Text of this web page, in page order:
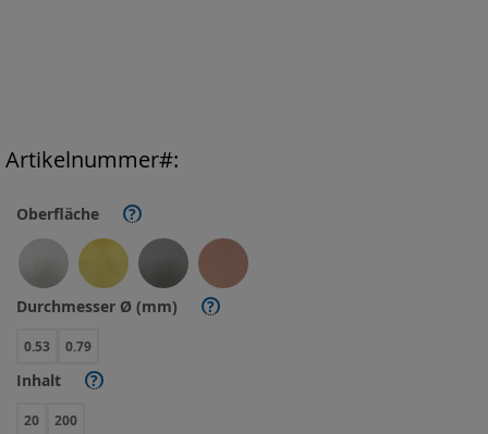
Oberfläche ?
Durchmesser Ø (mm) ?
0.53 0.79
Inhalt ?
20 200
Artikelnummer